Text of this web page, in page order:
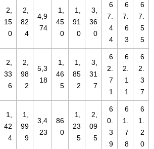
2,
15
0
2,
82
4
4,9
74
1,
45
0
1,
91
0
3,
36
0
6
7.
4
4
6
7.
6
3
6
7.
5
5
2,
33
6
2,
98
2
5,3
18
1,
46
5
1,
85
2
3,
31
7
6
2.
7
1
6
2.
1
1
6
2.
3
7
1,
42
4
1,
99
9
3,4
23
86
0
1,
23
5
2,
09
5
6
0.
3
9
6
1.
7
8
6
1.
2
0